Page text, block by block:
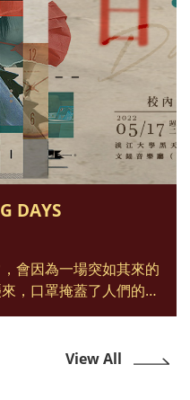
DAYS
會因為一場突如其來的
，口罩掩蓋了人們的笑
暫停…
View All